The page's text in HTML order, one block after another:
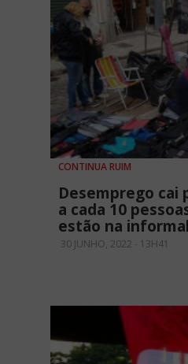
CONTINUA RUIM
Desemprego cai
a cada 10
estão na
30 JUNHO, 2022 - 13H41